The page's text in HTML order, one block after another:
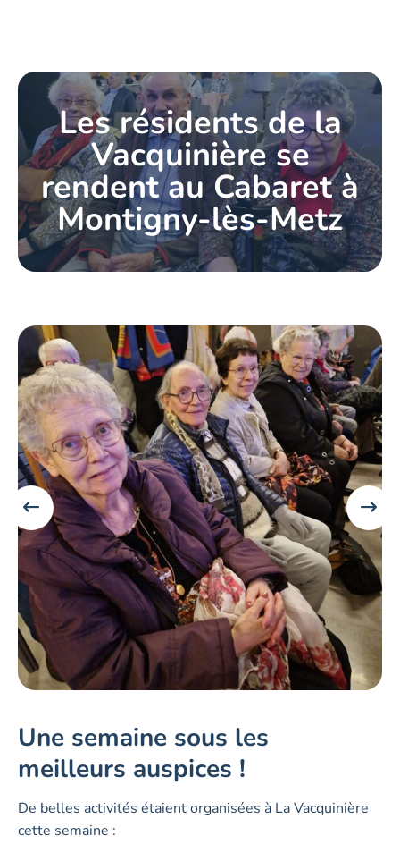
Les résidents de la
Vacquinière se
rendent au Cabaret à
Montigny-lès-Metz
Une semaine sous les
meilleurs auspices !
De belles activités étaient organisées à La Vacquinière
cette semaine :